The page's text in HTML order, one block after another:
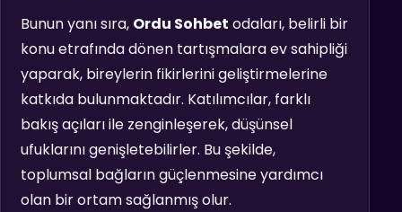
Bunun yanı sıra, Ordu Sohbet odaları, belirli bir
konu etrafında dönen tartışmalara ev sahipliği
yaparak, bireylerin fikirlerini geliştirmelerine
katkıda bulunmaktadır. Katılımcılar, farklı
bakış açıları ile zenginleşerek, düşünsel
ufuklarını genişletebilirler. Bu şekilde,
toplumsal bağların güçlenmesine yardımcı
olan bir ortam sağlanmış olur.